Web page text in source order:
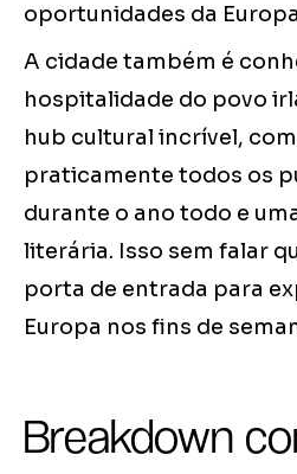
oportunidades da
A cidade também é
hospitalidade do povo
hub cultural incrível,
praticamente todos os
durante o ano todo e
literária. Isso sem falar
porta de entrada para
Europa nos fins de
Breakdown